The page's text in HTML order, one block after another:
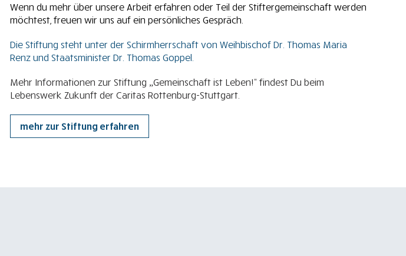
Wenn du mehr über unsere Arbeit erfahren oder Teil der Stiftergemeinschaft werden
möchtest, freuen wir uns auf ein persönliches Gespräch.
Die Stiftung steht unter der Schirmherrschaft von Weihbischof Dr. Thomas Maria
Renz und Staatsminister Dr. Thomas Goppel.
Mehr Informationen zur Stiftung „Gemeinschaft ist Leben!“ findest Du beim
Lebenswerk Zukunft der Caritas Rottenburg-Stuttgart.
mehr zur Stiftung erfahren